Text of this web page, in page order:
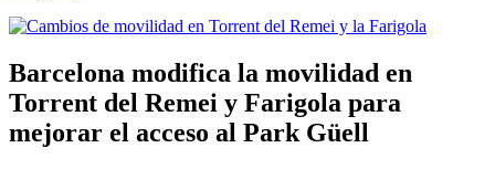
Barcelona modifica la movilidad en
Torrent del Remei y Farigola para
mejorar el acceso al Park Güell